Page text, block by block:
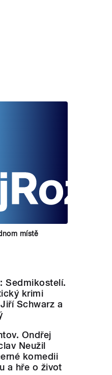
místě
Sedmikostelí.
krimi
Schwarz a
Ondřej
Neužil
komedii
a hře o život